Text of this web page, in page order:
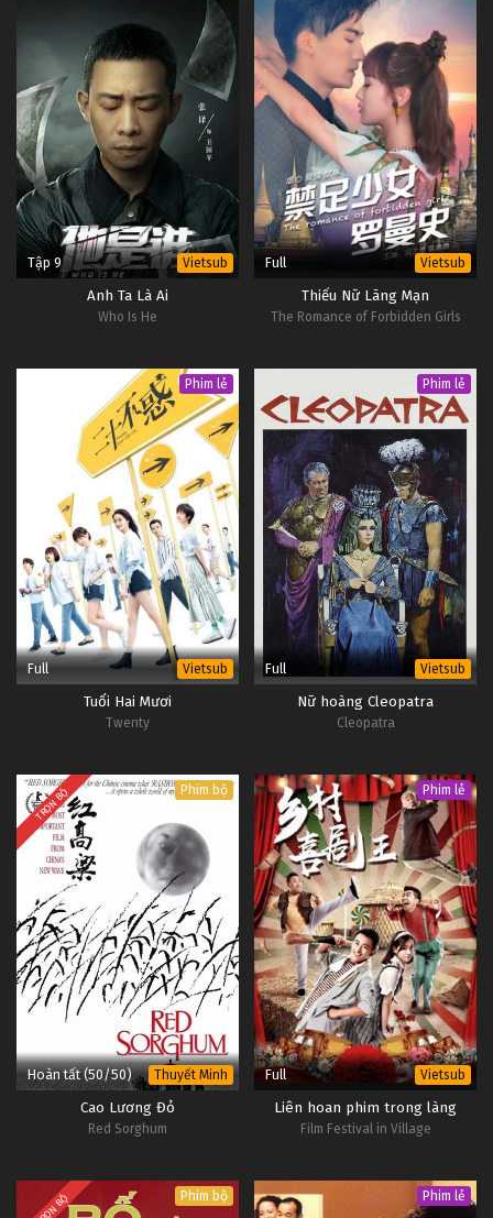
Tín Hiệu Con Tim S6 Tập 34
Vietsub
#1
33 Tín Hiệu Con Tim S6 Tập 33
Vietsub
#1
32 Tín Hiệu Con Tim S6 Tập 32
Vietsub
#1
Tập 9 Vietsub
Anh Ta Là Ai
Who Is He
Full Vietsub
Thiếu Nữ Lãng Mạn
The Romance of Forbidden Girls
Phim lẻ
Full Vietsub
Tuổi Hai Mươi
Twenty
Phim lẻ
Full Vietsub
Nữ hoàng Cleopatra
Cleopatra
TRỌN BỘ Phim bộ
Hoàn tất (50/50) Thuyết Minh
Cao Lương Đỏ
Red Sorghum
Phim lẻ
Full Vietsub
Liên hoan phim trong làng
Film Festival in Village
TRỌN BỘ Phim bộ Phim lẻ